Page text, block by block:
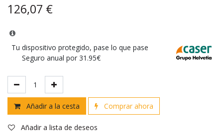
126,07 €
Tu dispositivo protegido, pase lo que pase
Seguro anual por 31.95€
Añadir a la cesta Comprar ahora
Añadir a lista de deseos